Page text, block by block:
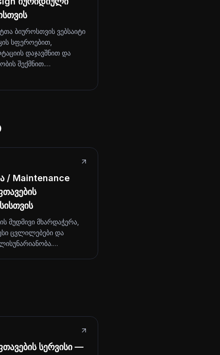
ბიუროსთვის ვებსაიტი
სფეროებით,
დაჯავშნით და
შექმნით.…
/ Maintenance
მუდმივი მხარდაჭერა,
ცვლილებები და
სერვისი —